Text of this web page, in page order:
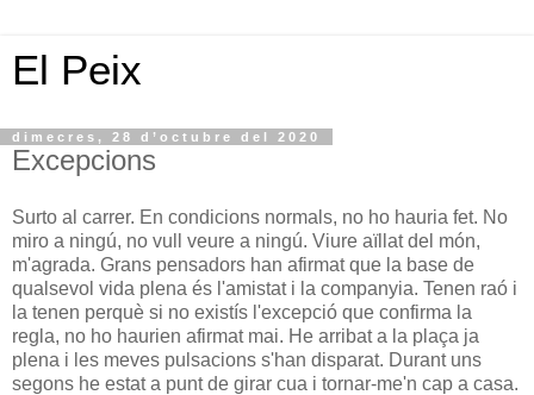
El Peix
dimecres, 28 d’octubre del 2020
Excepcions
Surto al carrer. En condicions normals, no ho hauria fet. No
miro a ningú, no vull veure a ningú. Viure aïllat del món,
m'agrada. Grans pensadors han afirmat que la base de
qualsevol vida plena és l'amistat i la companyia. Tenen raó i
la tenen perquè si no existís l'excepció que confirma la
regla, no ho haurien afirmat mai. He arribat a la plaça ja
plena i les meves pulsacions s'han disparat. Durant uns
segons he estat a punt de girar cua i tornar-me'n cap a casa.